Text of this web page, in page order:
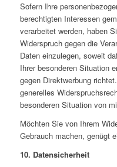
Sofern Ihre
berechtigten Interessen
verarbeitet werden, haben
Widerspruch gegen die
Daten einzulegen, soweit
Ihrer besonderen Situation
gegen Direktwerbung
generelles
besonderen Situation von
Möchten Sie von Ihrem
Gebrauch machen, genügt
10. Datensicherheit